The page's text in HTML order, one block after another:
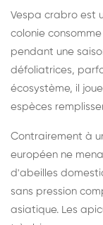
Vespa crabro est
colonie
pendant une
défoliatrices,
écosystème, il
espèces
Contrairement à
européen ne
d'abeilles
sans pression
asiatique. Les